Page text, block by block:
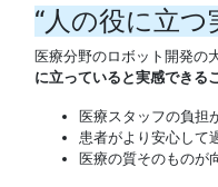
“人の役に立つ
医療分野のロボット開発の
に立っていると実感できる
医療スタッフの負担
患者がより安心して
医療の質そのものが